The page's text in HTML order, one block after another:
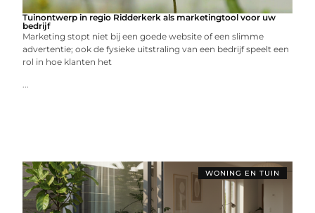
Tuinontwerp in regio Ridderkerk als marketingtool voor uw
bedrijf
Marketing stopt niet bij een goede website of een slimme
advertentie; ook de fysieke uitstraling van een bedrijf speelt een
rol in hoe klanten het
...
WONING EN TUIN